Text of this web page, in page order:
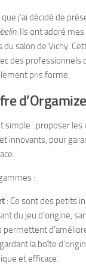
j’ai décidé de
. Ils ont adoré
du salon de Vichy.
des professionnels
pris forme.
simple : proposer
innovants, pour
:
: Ce sont des petits
du jeu d’origine,
permettent
la boîte
et efficace.